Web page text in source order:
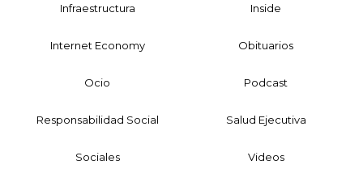
Infraestructura Inside
Internet Economy Obituarios
Ocio Podcast
Responsabilidad Social Salud Ejecutiva
Sociales Videos